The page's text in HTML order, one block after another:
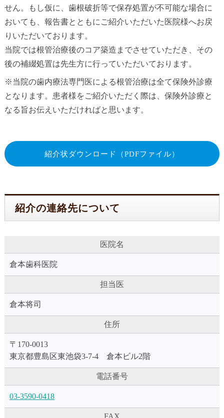
せん。もし仮に、歯根破折等で保存処置が不可能な場合に
おいても、報告書とともにご紹介いただいた医院様へお戻
りいただいております。
当院では根管治療後のコア築造までさせていただき、その
後の補綴処置は先生方に行っていただいております。
※当院の歯内療法専門医による根管治療は全て保険外診療
となります。患者様をご紹介いただく際は、保険外診療と
なる旨お伝えいただければと思います。
紹介状ダウンロード（PDFファイル）
紹介の連絡先について
医院名
倉本歯科医院
担当医
倉本将司
住所
〒170-0013
東京都豊島区東池袋3-7-4 倉本ビル2階
電話番号
03-3590-0418
FAX